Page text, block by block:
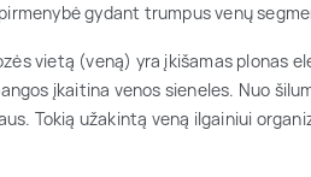
gydant trumpus venų
vietą (veną) yra įkišamas plonas
įkaitina venos sieneles. Nuo
Tokią užakintą veną ilgainiui